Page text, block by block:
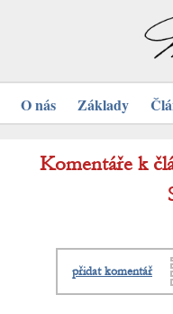
O nás Základy
Komentáře k
přidat komentář